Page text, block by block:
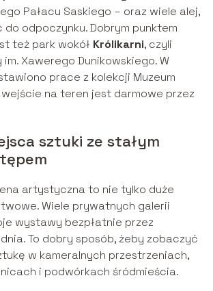
Pałacu Saskiego – oraz wiele alej,
odpoczynku. Dobrym punktem
też park wokół Królikarni, czyli
im. Xawerego Dunikowskiego. W
prace z kolekcji Muzeum
na teren jest darmowe przez
sztuki ze stałym
artystyczna to nie tylko duże
Wiele prywatnych galerii
wystawy bezpłatnie przez
To dobry sposób, żeby zobaczyć
w kameralnych przestrzeniach,
i podwórkach śródmieścia.